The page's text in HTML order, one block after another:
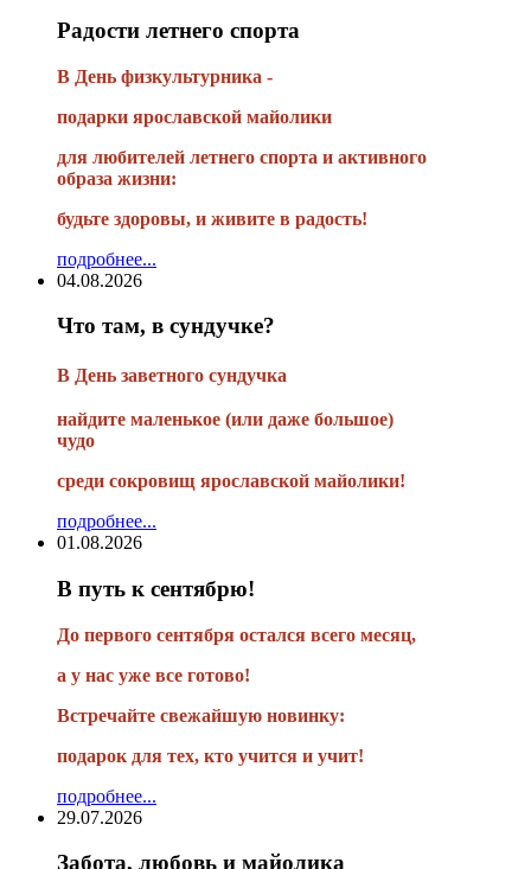
Радости летнего спорта
В День физкультурника -
подарки ярославской майолики
для любителей летнего спорта и активного
образа жизни:
будьте здоровы, и живите в радость!
подробнее...
04.08.2026
Что там, в сундучке?
В День заветного сундучка
найдите маленькое (или даже большое)
чудо
среди сокровищ ярославской майолики!
подробнее...
01.08.2026
В путь к сентябрю!
До первого сентября остался всего месяц,
а у нас уже все готово!
Встречайте свежайшую новинку:
подарок для тех, кто учится и учит!
подробнее...
29.07.2026
Забота, любовь и майолика